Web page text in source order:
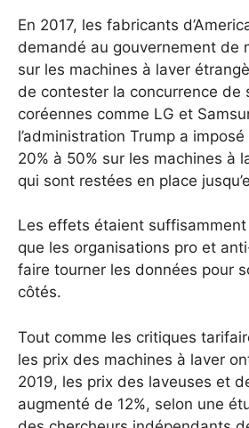
En 2017, les fabricants
demandé au gouvernement de
sur les machines à laver
de contester la concurrence de
coréennes comme LG et
l’administration Trump a
20% à 50% sur les machines à
qui sont restées en place
Les effets étaient
que les organisations pro et
faire tourner les données pour
côtés.
Tout comme les critiques
les prix des machines à laver
2019, les prix des laveuses et
augmenté de 12%, selon une